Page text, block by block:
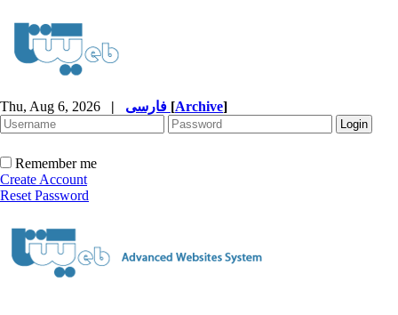
Thu, Aug 6, 2026 | [Archive]
Remember me
Create Account
Reset Password